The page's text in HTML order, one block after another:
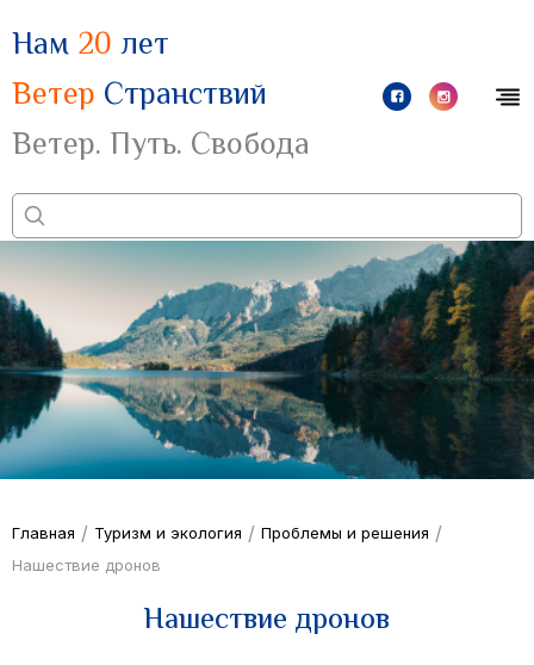
Нам 20 лет
Ветер Странствий
Ветер. Путь. Свобода
Главная / Туризм и экология / Проблемы и решения /
Нашествие дронов
Нашествие дронов